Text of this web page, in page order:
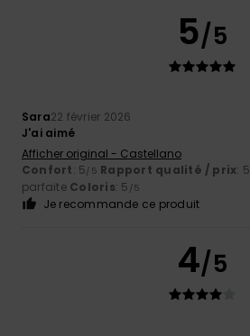
5/5
Sara22 février 2026
J'ai aimé
Afficher original - Castellano
Confort: 5/5 Rapport qualité / prix: 5
parfaite Coloris: 5 /5
Je recommande ce produit
4/5